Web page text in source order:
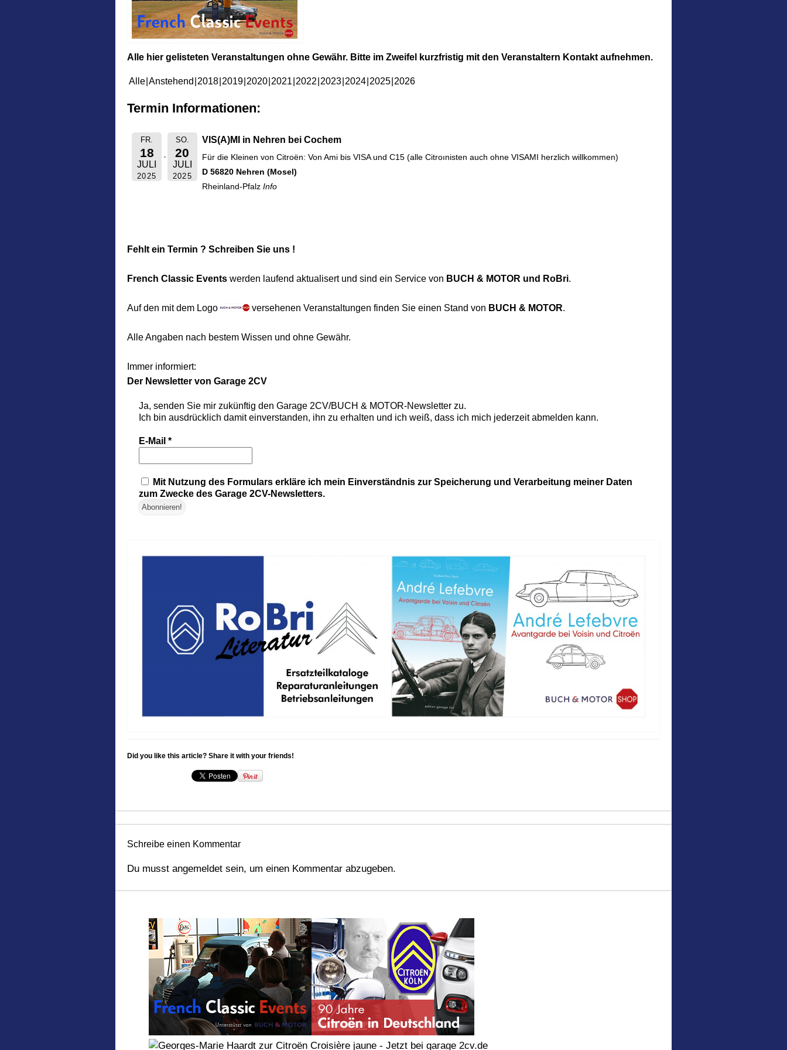
Alle hier gelisteten Veranstaltungen ohne Gewähr. Bitte im Zweifel kurzfristig mit den Veranstaltern Kontakt aufnehmen.
Alle Anstehend 2018 2019 2020 2021 2022 2023 2024 2025 2026
Termin Informationen:
FR.
18
JULI
2025
SO.
20
JULI
2025
VIS(A)MI in Nehren bei Cochem
Für die Kleinen von Citroën: Von Ami bis VISA und C15 (alle Citroınisten auch ohne VISAMI herzlich willkommen)
D 56820 Nehren (Mosel)
Rheinland-Pfalz Info
Fehlt ein Termin ? Schreiben Sie uns !
French Classic Events werden laufend aktualisert und sind ein Service von BUCH & MOTOR und RoBri.
Auf den mit dem Logo versehenen Veranstaltungen finden Sie einen Stand von BUCH & MOTOR.
Alle Angaben nach bestem Wissen und ohne Gewähr.
Immer informiert:
Der Newsletter von Garage 2CV
Ja, senden Sie mir zukünftig den Garage 2CV/BUCH & MOTOR-Newsletter zu.
Ich bin ausdrücklich damit einverstanden, ihn zu erhalten und ich weiß, dass ich mich jederzeit abmelden kann.
E-Mail *
Mit Nutzung des Formulars erkläre ich mein Einverständnis zur Speicherung und Verarbeitung meiner Daten
zum Zwecke des Garage 2CV-Newsletters.
Did you like this article? Share it with your friends!
Schreibe einen Kommentar
Du musst angemeldet sein, um einen Kommentar abzugeben.